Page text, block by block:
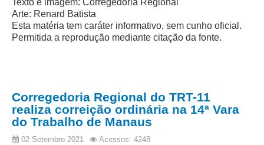
Transparência
Audiências e Sessões
Serviço de Informação ao Cidadão
Ouvidoria
Texto e imagem: Corregedoria Regional
Arte: Renard Batista
Esta matéria tem caráter informativo, sem cunho oficial.
Permitida a reprodução mediante citação da fonte.
Corregedoria Regional do TRT-11
realiza correição ordinária na 14ª Vara
do Trabalho de Manaus
02 Setembro 2021 Acessos: 4248